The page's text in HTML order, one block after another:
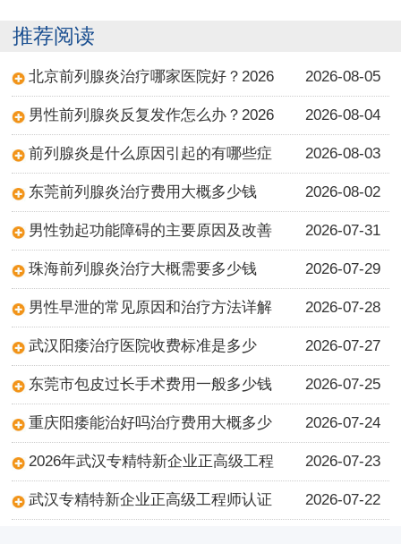
推荐阅读
北京前列腺炎治疗哪家医院好？2026 2026-08-05
男性前列腺炎反复发作怎么办？2026 2026-08-04
前列腺炎是什么原因引起的有哪些症 2026-08-03
东莞前列腺炎治疗费用大概多少钱 2026-08-02
男性勃起功能障碍的主要原因及改善 2026-07-31
珠海前列腺炎治疗大概需要多少钱 2026-07-29
男性早泄的常见原因和治疗方法详解 2026-07-28
武汉阳痿治疗医院收费标准是多少 2026-07-27
东莞市包皮过长手术费用一般多少钱 2026-07-25
重庆阳痿能治好吗治疗费用大概多少 2026-07-24
2026年武汉专精特新企业正高级工程 2026-07-23
武汉专精特新企业正高级工程师认证 2026-07-22